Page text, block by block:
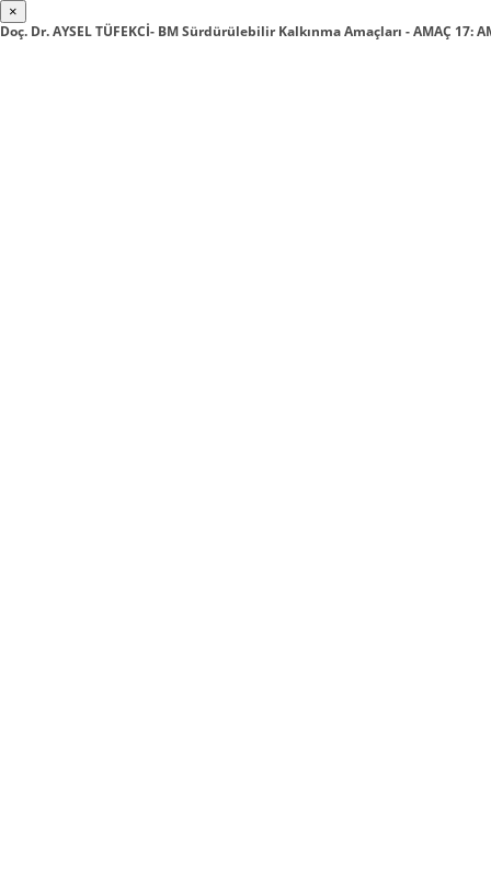
×
Doç. Dr. AYSEL TÜFEKCİ- BM Sürdürülebilir Kalkınma Amaçları - AMAÇ 17: